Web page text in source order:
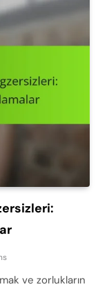
ve zorlukların